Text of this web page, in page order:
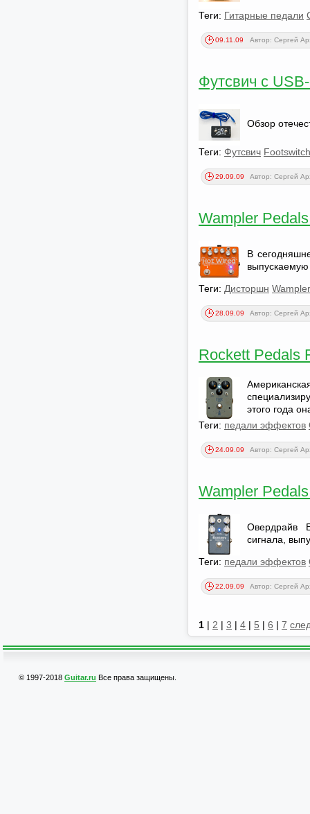
Теги: Гитарные педали
09.11.09 Автор: Сергей
Футсвич с
Обзор
Теги: Футсвич Footswitch
29.09.09 Автор: Сергей
Wampler
В
Теги: Дисторшн Wampler
28.09.09 Автор: Сергей
Rockett Pedals
этого года
Теги: педали эффектов
24.09.09 Автор: Сергей
Wampler
Овердрайв
сигнала,
Теги: педали эффектов
22.09.09 Автор: Сергей
1 | 2 | 3 | 4 | 5 | 6 | 7
© 1997-2018 Guitar.ru Все права защищены.